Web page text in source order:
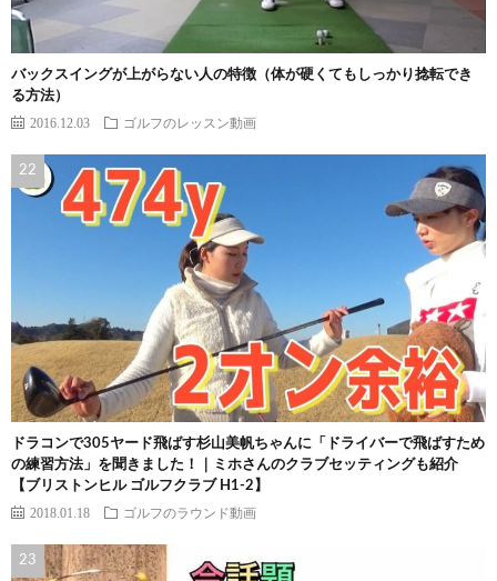
バックスイングが上がらない人の特徴（体が硬くてもしっかり捻転でき
る方法）
2016.12.03 ゴルフのレッスン動画
ドラコンで305ヤード飛ばす杉山美帆ちゃんに「ドライバーで飛ばすため
の練習方法」を聞きました！｜ミホさんのクラブセッティングも紹介
【ブリストンヒル ゴルフクラブ H1-2】
2018.01.18 ゴルフのラウンド動画